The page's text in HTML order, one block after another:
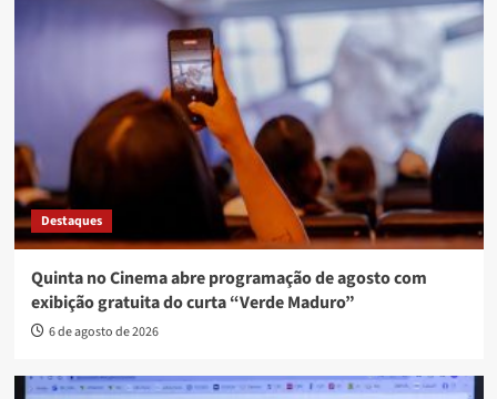
Destaques
Quinta no Cinema abre programação de agosto com
exibição gratuita do curta “Verde Maduro”
6 de agosto de 2026